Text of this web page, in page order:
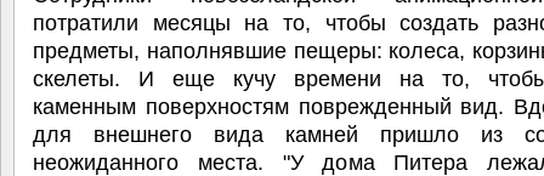
потратили месяцы на то, чтобы создать
предметы, наполнявшие пещеры: колеса,
скелеты. И еще кучу времени на то,
каменным поверхностям поврежденный вид.
для внешнего вида камней пришло из
неожиданного места. "У дома Питера